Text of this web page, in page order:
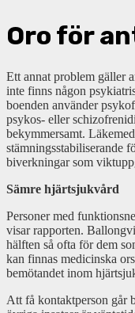
Oro för
Ett annat problem gäller
inte finns någon
boenden använder
psykos- eller
bekymmersamt.
stämningsstabiliserande
biverkningar som
Sämre hjärtsjukvård
Personer med
visar rapporten.
hälften så ofta för dem
kan finnas medicinska
bemötandet inom
Att få kontaktperson går